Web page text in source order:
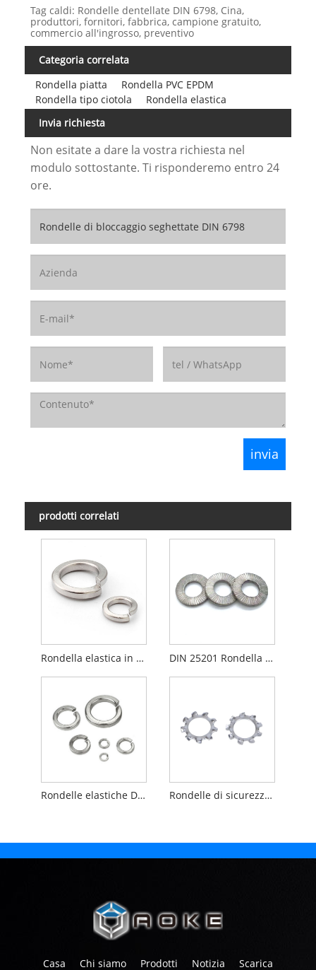
Tag caldi: Rondelle dentellate DIN 6798, Cina,
produttori, fornitori, fabbrica, campione gratuito,
commercio all'ingrosso, preventivo
Categoria correlata
Rondella piatta
Rondella PVC EPDM
Rondella tipo ciotola
Rondella elastica
Invia richiesta
Non esitate a dare la vostra richiesta nel
modulo sottostante. Ti risponderemo entro 24
ore.
prodotti correlati
Rondella elastica in acciaio inossidabile A2 DIN127 DIN 25201 Rondella autobloccante doppia piega
Rondelle elastiche DIN7980 in acciaio inossidabile Rondelle di sicurezza dentate DIN 6797
Casa Chi siamo Prodotti Notizia Scarica